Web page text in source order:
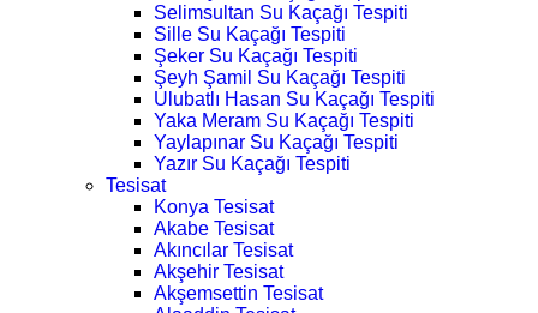
Selimsultan Su Kaçağı Tespiti
Sille Su Kaçağı Tespiti
Şeker Su Kaçağı Tespiti
Şeyh Şamil Su Kaçağı Tespiti
Ulubatlı Hasan Su Kaçağı Tespiti
Yaka Meram Su Kaçağı Tespiti
Yaylapınar Su Kaçağı Tespiti
Yazır Su Kaçağı Tespiti
Tesisat
Konya Tesisat
Akabe Tesisat
Akıncılar Tesisat
Akşehir Tesisat
Akşemsettin Tesisat